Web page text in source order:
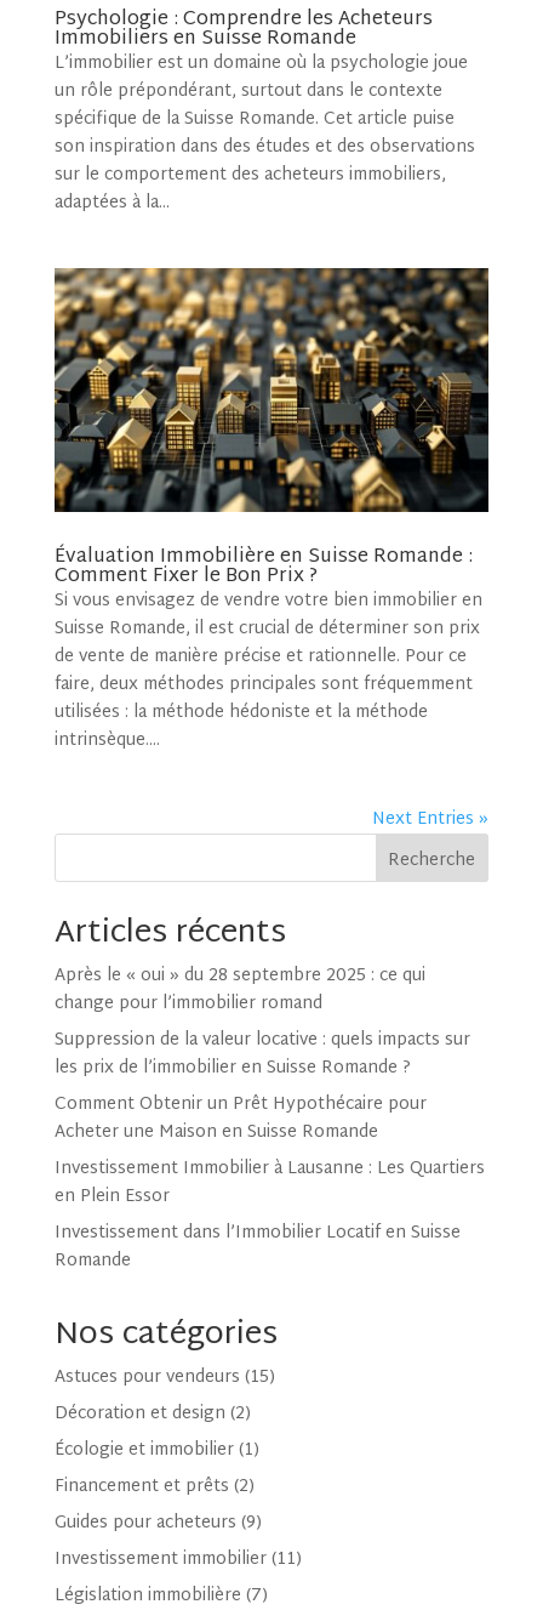
Psychologie : Comprendre les Acheteurs
Immobiliers en Suisse Romande
L’immobilier est un domaine où la psychologie joue
un rôle prépondérant, surtout dans le contexte
spécifique de la Suisse Romande. Cet article puise
son inspiration dans des études et des observations
sur le comportement des acheteurs immobiliers,
adaptées à la...
Évaluation Immobilière en Suisse Romande :
Comment Fixer le Bon Prix ?
Si vous envisagez de vendre votre bien immobilier en
Suisse Romande, il est crucial de déterminer son prix
de vente de manière précise et rationnelle. Pour ce
faire, deux méthodes principales sont fréquemment
utilisées : la méthode hédoniste et la méthode
intrinsèque....
Next Entries »
Recherche
Articles récents
Après le « oui » du 28 septembre 2025 : ce qui
change pour l’immobilier romand
Suppression de la valeur locative : quels impacts sur
les prix de l’immobilier en Suisse Romande ?
Comment Obtenir un Prêt Hypothécaire pour
Acheter une Maison en Suisse Romande
Investissement Immobilier à Lausanne : Les Quartiers
en Plein Essor
Investissement dans l’Immobilier Locatif en Suisse
Romande
Nos catégories
Astuces pour vendeurs (15)
Décoration et design (2)
Écologie et immobilier(1)
Financement et prêts (2)
Guides pour acheteurs (9)
Investissement immobilier(11)
Législation immobilière (7)